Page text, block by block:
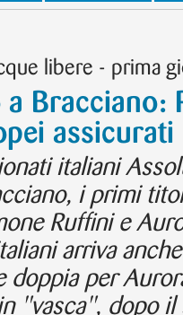
libere - prima
Bracciano:
assicurati
italiani
i primi
Ruffini e
arriva
doppia per
"vasca", dopo